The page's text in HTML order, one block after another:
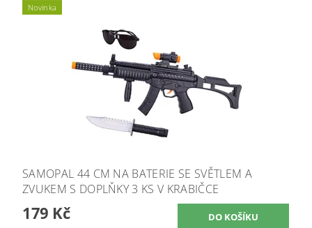
Novinka
SAMOPAL 44 CM NA BATERIE SE SVĚTLEM A
ZVUKEM S DOPLŇKY 3 KS V KRABIČCE
179 Kč